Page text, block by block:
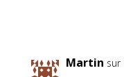
Martin sur